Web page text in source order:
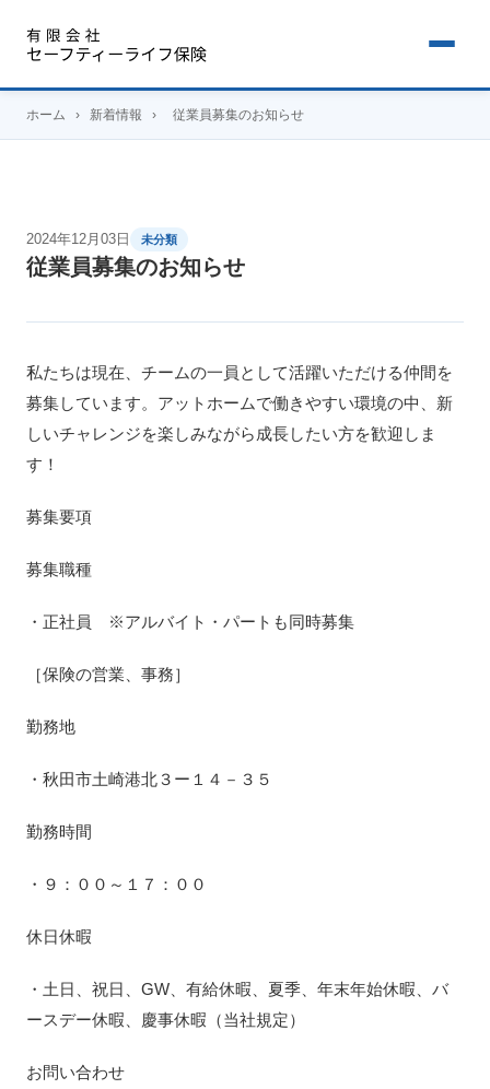
ホーム › 新着情報 › 従業員募集のお知らせ
2024年12月03日 未分類
従業員募集のお知らせ
私たちは現在、チームの一員として活躍いただける仲間を
募集しています。アットホームで働きやすい環境の中、新
しいチャレンジを楽しみながら成長したい方を歓迎しま
す！
募集要項
募集職種
・正社員 ※アルバイト・パートも同時募集
［保険の営業、事務］
勤務地
・秋田市土崎港北３ー１４－３５
勤務時間
・９：００～１７：００
休日休暇
・土日、祝日、GW、有給休暇、夏季、年末年始休暇、バ
ースデー休暇、慶事休暇（当社規定）
お問い合わせ